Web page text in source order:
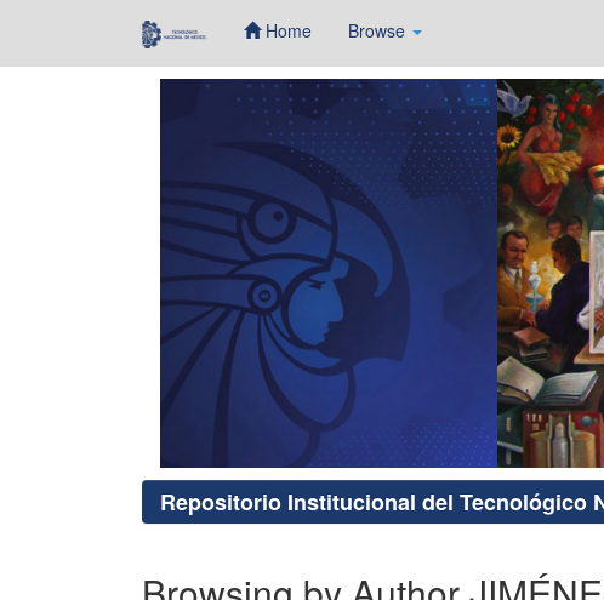
Home Browse
Repositorio Institucional del Tecnológico